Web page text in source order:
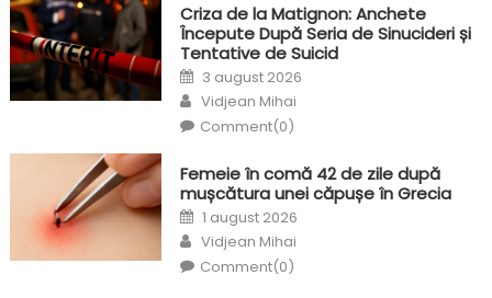
Criza de la Matignon: Anchete
Începute După Seria de Sinucideri și
Tentative de Suicid
Posted
on
3 august 2026
Author
Vidjean Mihai
Comment(0)
Femeie în comă 42 de zile după
mușcătura unei căpușe în Grecia
Posted
on
1 august 2026
Author
Vidjean Mihai
Comment(0)